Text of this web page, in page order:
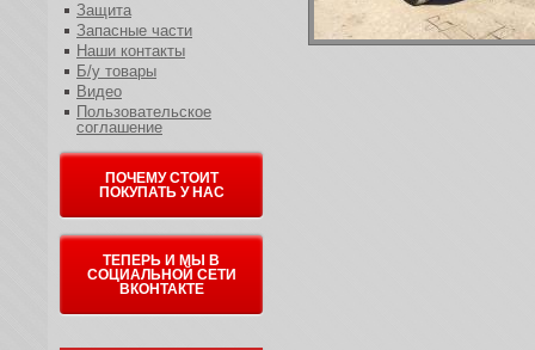
Защита
Запасные части
Наши контакты
Б/у товары
Видео
Пользовательское
соглашение
ПОЧЕМУ СТОИТ
ПОКУПАТЬ У НАС
ТЕПЕРЬ И МЫ В
СОЦИАЛЬНОЙ СЕТИ
ВКОНТАКТЕ